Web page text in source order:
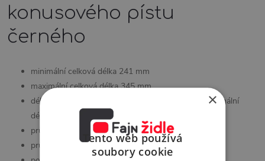
konusového pístu
černého
minimální celková délka 241 mm
maximální celková délka 345 mm
délka zdvihu 104 mm ( rozdíl mezi minimální a maximální
délkou )
průměr horní části určené do mechaniky 28 mm
průměr dolní části určené do kříže 48 mm
×
Tento web používá
soubory cookie